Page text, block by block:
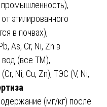
этилированного
в почвах),
As, Cr, Ni, Zn в
(все ТМ),
Ni, Cu, Zn), ТЭС (V, Ni,
(мг/кг) после